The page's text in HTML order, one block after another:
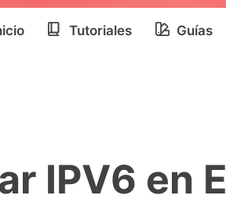
Tutoriales Guías
IPV6 en